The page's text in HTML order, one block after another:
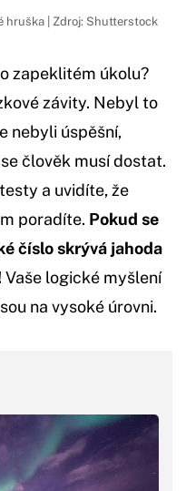
hruška | Zdroj: Shutterstock
zapeklitém úkolu?
závity. Nebyl to
nebyli úspěšní,
člověk musí dostat.
a uvidíte, že
poradíte. Pokud se
číslo skrývá jahoda
Vaše logické myšlení
na vysoké úrovni.